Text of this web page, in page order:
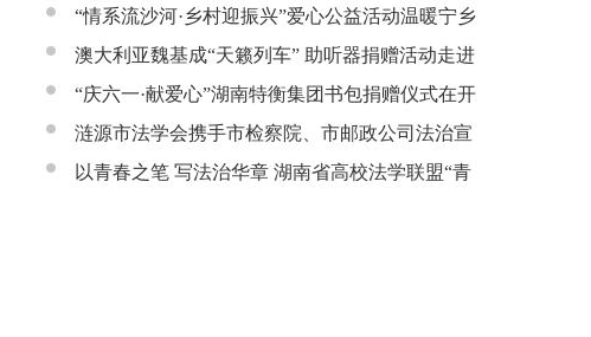
新之魂 湖南青年公证人为知识产权保护筑牢防线
“情系流沙河·乡村迎振兴”爱心公益活动温暖宁乡
市流沙河镇
澳大利亚魏基成“天籁列车” 助听器捐赠活动走进
开慧镇
“庆六一·献爱心”湖南特衡集团书包捐赠仪式在开
慧镇举行
涟源市法学会携手市检察院、市邮政公司法治宣
讲走进七星街镇仙洞中学
以青春之笔 写法治华章 湖南省高校法学联盟“青